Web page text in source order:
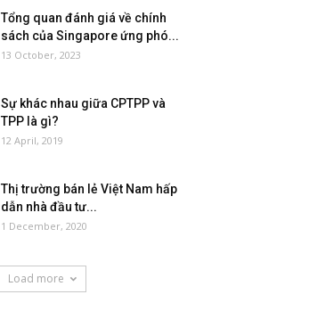
Tổng quan đánh giá về chính
sách của Singapore ứng phó...
13 October, 2023
Sự khác nhau giữa CPTPP và
TPP là gì?
12 April, 2019
Thị trường bán lẻ Việt Nam hấp
dẫn nhà đầu tư...
1 December, 2020
Load more